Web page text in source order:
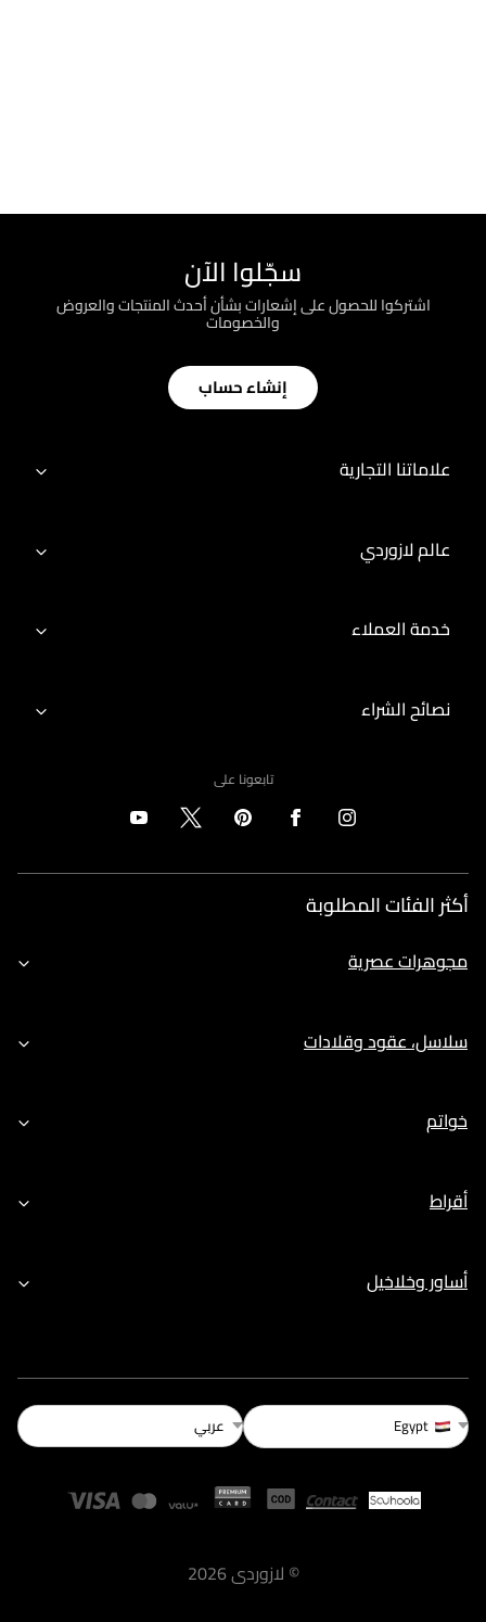
سجّلوا الآن
اشتركوا للحصول على إشعارات بشأن أحدث المنتجات والعروض
والخصومات
إنشاء حساب
علاماتنا التجارية
عالم لازوردي
خدمة العملاء
نصائح الشراء
تابعونا على
أكثر الفئات المطلوبة
مجوهرات عصرية
سلاسل، عقود وقلادات
خواتم
أقراط
أساور وخلاخيل
Egypt عربي
© لازوردى2026